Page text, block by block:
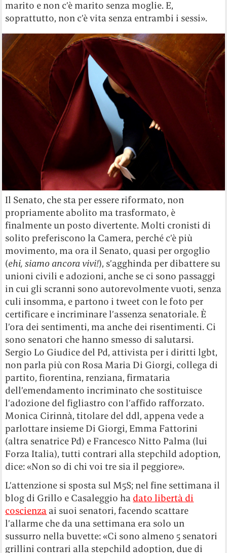
marito e non c’è marito senza moglie. E,
soprattutto, non c’è vita senza entrambi i sessi».
Il Senato, che sta per essere riformato, non
propriamente abolito ma trasformato, è
finalmente un posto divertente. Molti cronisti di
solito preferiscono la Camera, perché c’è più
movimento, ma ora il Senato, quasi per orgoglio
(ehi, siamo ancora vivi!), s’agghinda per dibattere su
unioni civili e adozioni, anche se ci sono passaggi
in cui gli scranni sono autorevolmente vuoti, senza
culi insomma, e partono i tweet con le foto per
certificare e incriminare l’assenza senatoriale. È
l’ora dei sentimenti, ma anche dei risentimenti. Ci
sono senatori che hanno smesso di salutarsi.
Sergio Lo Giudice del Pd, attivista per i diritti lgbt,
non parla più con Rosa Maria Di Giorgi, collega di
partito, fiorentina, renziana, firmataria
dell’emendamento incriminato che sostituisce
l’adozione del figliastro con l’affido rafforzato.
Monica Cirinnà, titolare del ddl, appena vede a
parlottare insieme Di Giorgi, Emma Fattorini
(altra senatrice Pd) e Francesco Nitto Palma (lui
Forza Italia), tutti contrari alla stepchild adoption,
dice: «Non so di chi voi tre sia il peggiore».
L’attenzione si sposta sul M5S; nel fine settimana il
blog di Grillo e Casaleggio ha dato libertà di
coscienza ai suoi senatori, facendo scattare
l’allarme che da una settimana era solo un
sussurro nella buvette: «Ci sono almeno 5 senatori
grillini contrari alla stepchild adoption, due di